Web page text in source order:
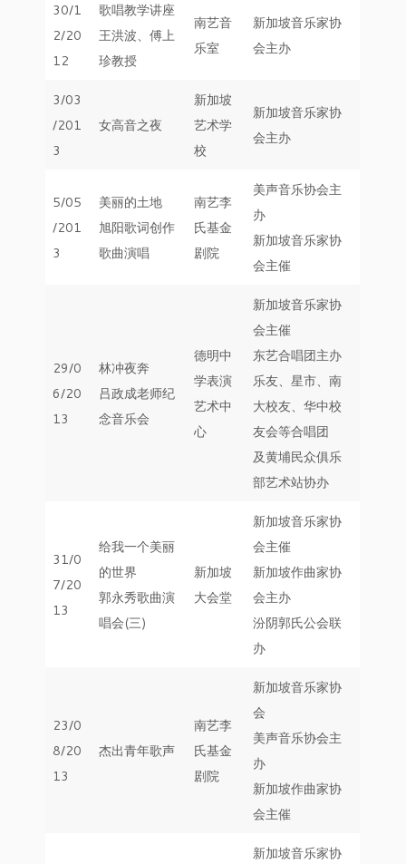
30/1
2/20
12
歌唱教学讲座
王洪波、傅上
珍教授
南艺音
乐室
新加坡音乐家协
会主办
3/03
/201
3
女高音之夜
新加坡
艺术学
校
新加坡音乐家协
会主办
5/05
/201
3
美丽的土地
旭阳歌词创作
歌曲演唱
南艺李
氏基金
剧院
美声音乐协会主
办
新加坡音乐家协
会主催
29/0
6/20
13
林冲夜奔
吕政成老师纪
念音乐会
德明中
学表演
艺术中
心
新加坡音乐家协
会主催
东艺合唱团主办
乐友、星市、南
大校友、华中校
友会等合唱团
及黄埔民众俱乐
部艺术站协办
31/0
7/20
13
给我一个美丽
的世界
郭永秀歌曲演
唱会(三)
新加坡
大会堂
新加坡音乐家协
会主催
新加坡作曲家协
会主办
汾阴郭氏公会联
办
23/0
8/20
13
杰出青年歌声
南艺李
氏基金
剧院
新加坡音乐家协
会
美声音乐协会主
办
新加坡作曲家协
会主催
新加坡音乐家协